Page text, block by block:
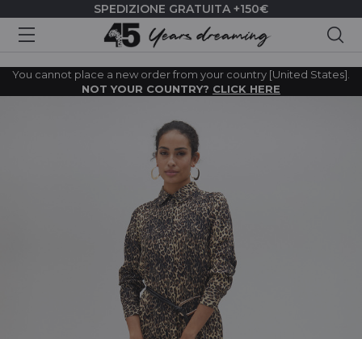
SPEDIZIONE GRATUITA +150€
You cannot place a new order from your country [United States].
NOT YOUR COUNTRY? CLICK HERE